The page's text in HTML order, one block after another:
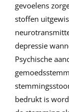
gevoelens
stoffen
depressie
Psychische
bedrukt is